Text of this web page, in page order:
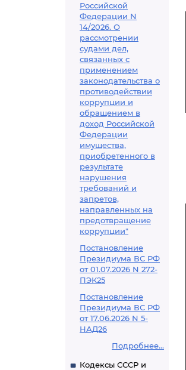
Российской
Федерации N
14/2026. О
рассмотрении
судами дел,
связанных с
применением
законодательства о
противодействии
коррупции и
обращением в
доход Российской
Федерации
имущества,
приобретенного в
результате
нарушения
требований и
запретов,
направленных на
предотвращение
коррупции"
Постановление
Президиума ВС РФ
от 01.07.2026 N 272-
ПЭК25
Постановление
Президиума ВС РФ
от 17.06.2026 N 5-
НАД26
Подробнее...
Кодексы СССР и